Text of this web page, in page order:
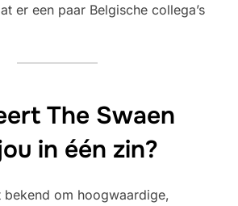
er een paar Belgische collega’s
The Swaen
in één zin?
bekend om hoogwaardige,